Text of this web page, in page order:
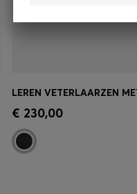
Snel shoppen
LEREN VETERLAARZEN
€ 230,00